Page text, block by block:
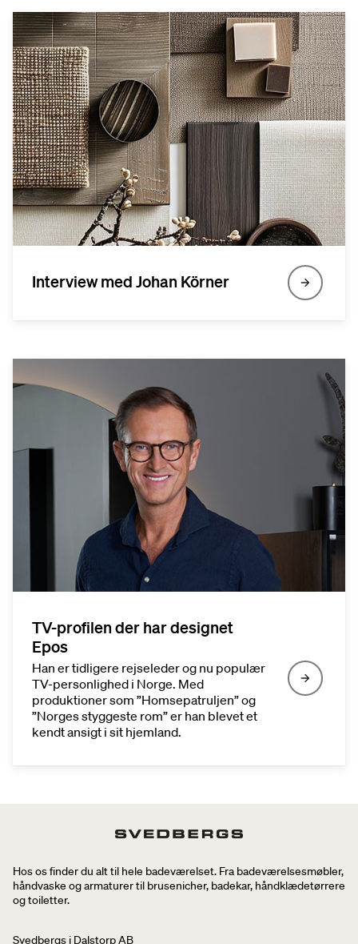
Interview med Johan Körner
TV-profilen der har designet
Epos
Han er tidligere rejseleder og nu populær
TV-personlighed i Norge. Med
produktioner som ”Homsepatruljen” og
”Norges styggeste rom” er han blevet et
kendt ansigt i sit hjemland.
Hos os finder du alt til hele badeværelset. Fra badeværelsesmøbler,
håndvaske og armaturer til brusenicher, badekar, håndklædetørrere
og toiletter.
Svedbergs i Dalstorp AB